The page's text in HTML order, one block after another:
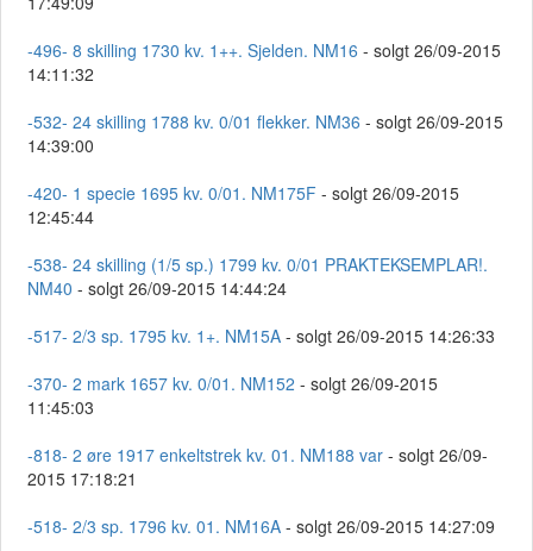
-496- 8 skilling 1730 kv. 1++. Sjelden. NM16 - solgt 26/09-2015
14:11:32
-532- 24 skilling 1788 kv. 0/01 flekker. NM36 - solgt 26/09-2015
14:39:00
-420- 1 specie 1695 kv. 0/01. NM175F - solgt 26/09-2015
12:45:44
-538- 24 skilling (1/5 sp.) 1799 kv. 0/01 PRAKTEKSEMPLAR!.
NM40 - solgt 26/09-2015 14:44:24
-517- 2/3 sp. 1795 kv. 1+. NM15A - solgt 26/09-2015 14:26:33
-370- 2 mark 1657 kv. 0/01. NM152 - solgt 26/09-2015
11:45:03
-818- 2 øre 1917 enkeltstrek kv. 01. NM188 var - solgt 26/09-
2015 17:18:21
-518- 2/3 sp. 1796 kv. 01. NM16A - solgt 26/09-2015 14:27:09